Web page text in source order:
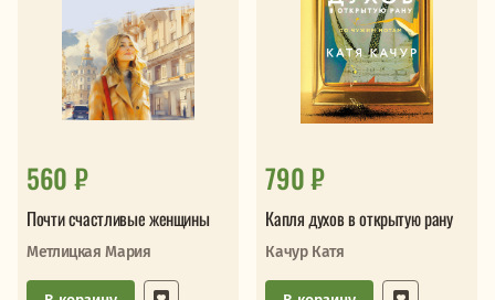
560 ₽
Почти счастливые женщины
Метлицкая Мария
790 ₽
Капля духов в открытую рану
Качур Катя